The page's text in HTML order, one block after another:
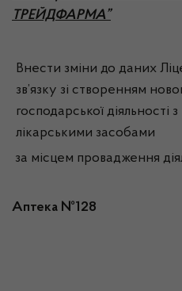
ТРЕЙДФАРМА”
Внести зміни до даних
зв’язку зі створенням
господарської діяльності з
лікарськими засобами
за місцем провадження
Аптека №128